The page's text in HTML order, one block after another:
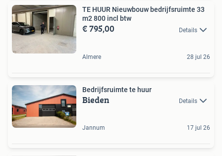
TE HUUR Nieuwbouw bedrijfsruimte 33
m2 800 incl btw
€ 795,00 Details
Almere 28 jul 26
Bedrijfsruimte te huur
Bieden Details
Jannum 17 jul 26